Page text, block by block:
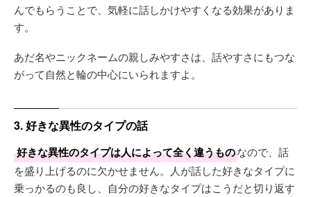
んでもらうことで、気軽に話しかけやすくなる効果がありま
す。
あだ名やニックネームの親しみやすさは、話やすさにもつな
がって自然と輪の中心にいられますよ。
3. 好きな異性のタイプの話
好きな異性のタイプは人によって全く違うものなので、話
を盛り上げるのに欠かせません。人が話した好きなタイプに
乗っかるのも良し、自分の好きなタイプはこうだと切り返す